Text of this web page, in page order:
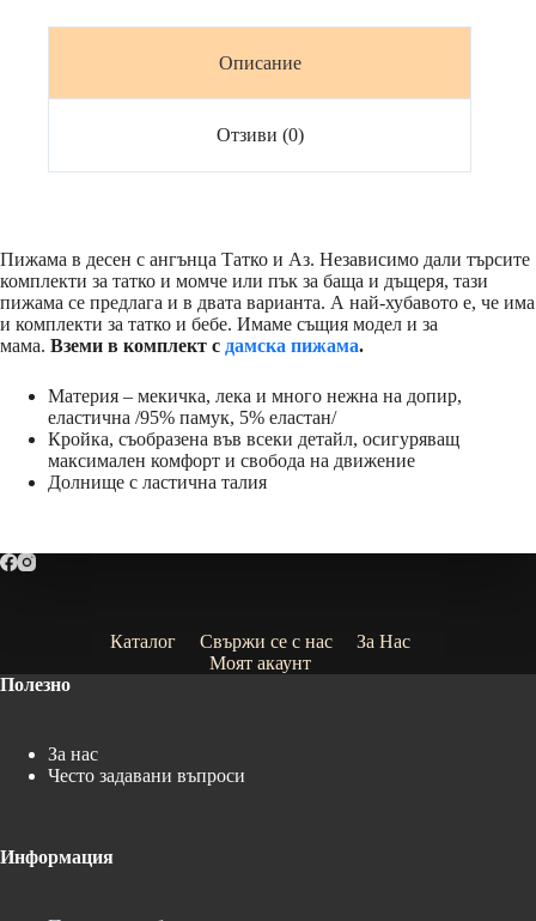
Описание
Отзиви (0)
Пижама в десен с ангънца Татко и Аз. Независимо дали търсите
комплекти за татко и момче или пък за баща и дъщеря, тази
пижама се предлага и в двата варианта. А най-хубавото е, че има
и комплекти за татко и бебе. Имаме същия модел и за
мама. Вземи в комплект с дамска пижама.
Материя – мекичка, лека и много нежна на допир,
еластична /95% памук, 5% еластан/
Кройка, съобразена във всеки детайл, осигуряващ
максимален комфорт и свобода на движение
Долнище с ластична талия
Каталог Свържи се с нас
За Нас
Моят акаунт
Полезно
За нас
Често задавани въпроси
Информация